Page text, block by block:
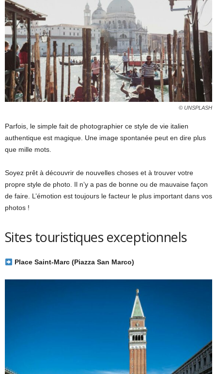
© UNSPLASH
Parfois, le simple fait de photographier ce style de vie italien
authentique est magique. Une image spontanée peut en dire plus
que mille mots.
Soyez prêt à découvrir de nouvelles choses et à trouver votre
propre style de photo. Il n’y a pas de bonne ou de mauvaise façon
de faire. L’émotion est toujours le facteur le plus important dans vos
photos !
Sites touristiques exceptionnels
Place Saint-Marc (Piazza San Marco)